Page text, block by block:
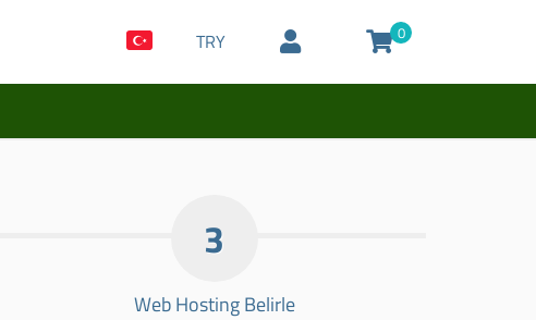
TRY 0
3
Web Hosting Belirle